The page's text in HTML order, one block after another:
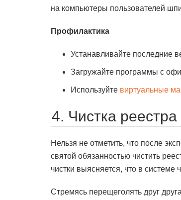
на компьютеры пользователей
Профилактика
Устанавливайте последние
Загружайте программы с
Используйте виртуальные
4. Чистка реестра
Нельзя не отметить, что после
святой обязанностью чистить
чистки выясняется, что в системе
Стремясь перещеголять друг